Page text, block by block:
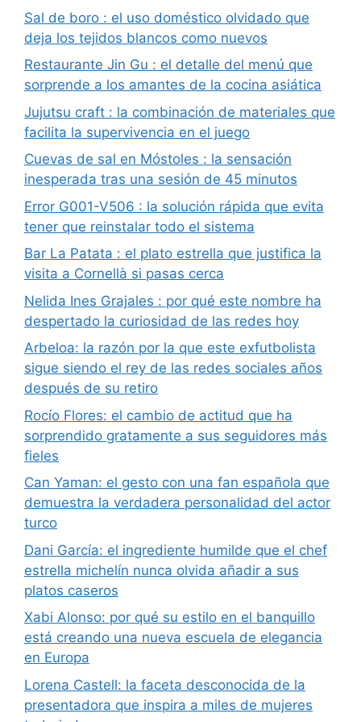
Sal de boro : el uso doméstico olvidado que
deja los tejidos blancos como nuevos
Restaurante Jin Gu : el detalle del menú que
sorprende a los amantes de la cocina asiática
Jujutsu craft : la combinación de materiales que
facilita la supervivencia en el juego
Cuevas de sal en Móstoles : la sensación
inesperada tras una sesión de 45 minutos
Error G001-V506 : la solución rápida que evita
tener que reinstalar todo el sistema
Bar La Patata : el plato estrella que justifica la
visita a Cornellà si pasas cerca
Nelida Ines Grajales : por qué este nombre ha
despertado la curiosidad de las redes hoy
Arbeloa: la razón por la que este exfutbolista
sigue siendo el rey de las redes sociales años
después de su retiro
Rocío Flores: el cambio de actitud que ha
sorprendido gratamente a sus seguidores más
fieles
Can Yaman: el gesto con una fan española que
demuestra la verdadera personalidad del actor
turco
Dani García: el ingrediente humilde que el chef
estrella michelín nunca olvida añadir a sus
platos caseros
Xabi Alonso: por qué su estilo en el banquillo
está creando una nueva escuela de elegancia
en Europa
Lorena Castell: la faceta desconocida de la
presentadora que inspira a miles de mujeres